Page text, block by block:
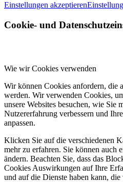
Einstellungen akzeptieren
Cookie- und
Wie wir Cookies verwenden
Wir können Cookies anfordern, die
werden. Wir verwenden Cookies,
unsere Websites besuchen, wie Sie
Nutzererfahrung verbessern und
anpassen.
Klicken Sie auf die verschiedenen
mehr zu erfahren. Sie können auch
ändern. Beachten Sie, dass das
Cookies Auswirkungen auf Ihre
und auf die Dienste haben kann,